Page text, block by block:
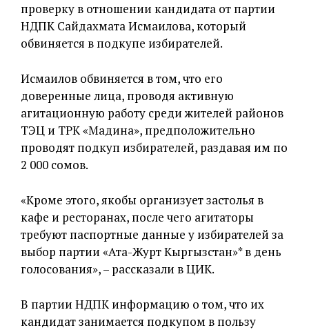
проверку в отношении кандидата от партии
НДПК Сайдахмата Исмаилова, который
обвиняется в подкупе избирателей.
Исмаилов обвиняется в том, что его
доверенные лица, проводя активную
агитационную работу среди жителей районов
ТЭЦ и ТРК «Мадина», предположительно
проводят подкуп избирателей, раздавая им по
2 000 сомов.
«Кроме этого, якобы организует застолья в
кафе и ресторанах, после чего агитаторы
требуют паспортные данные у избирателей за
выбор партии «Ата-Журт Кыргызстан»* в день
голосования», – рассказали в ЦИК.
В партии НДПК информацию о том, что их
кандидат занимается подкупом в пользу